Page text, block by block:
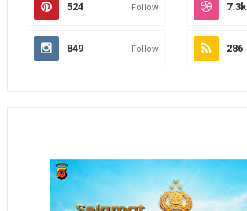
524 Follow 7.3k
849 Follow 286